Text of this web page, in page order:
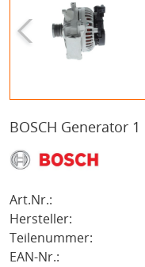
BOSCH Generator
Art.Nr.:
Hersteller:
Teilenummer:
EAN-Nr.: